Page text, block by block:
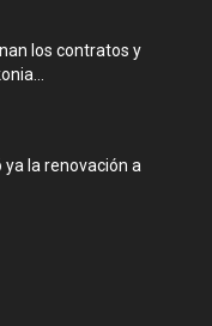
los contratos y
ya la renovación a